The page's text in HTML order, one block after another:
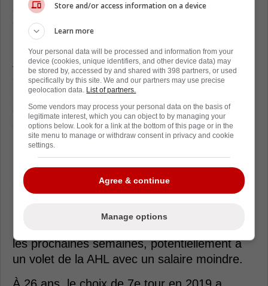
son ardeur au travail et son style sans
compromis, Harvey-Pinard n'était plus dans
les plans immédiats du grand club.
Avec un contrat à un volet de 1,1 million $
expirant, l'offre qualificative aurait dû
atteindre ce même montant, une somme
difficile à justifier pour un joueur qui n'a
disputé qu'un seul match à Montréal en
2023-2024.
Malgré cela, le respect pour le joueur ne fait
aucun doute au sein de l'organisation. Si le
CH ne le ramène pas dans l'alignement
principal, une entente avec le Rocket de
les prochaines semaines, potentiellement à
un volet de la AHL avec un salaire moindre.
Store and/or access information on a device
Learn more
Your personal data will be processed and information from your
device (cookies, unique identifiers, and other device data) may
be stored by, accessed by and shared with 398 partners, or used
specifically by this site. We and our partners may use precise
geolocation data. List of partners.
Some vendors may process your personal data on the basis of
legitimate interest, which you can object to by managing your
options below. Look for a link at the bottom of this page or in the
site menu to manage or withdraw consent in privacy and cookie
settings.
Agree & continue
Manage options